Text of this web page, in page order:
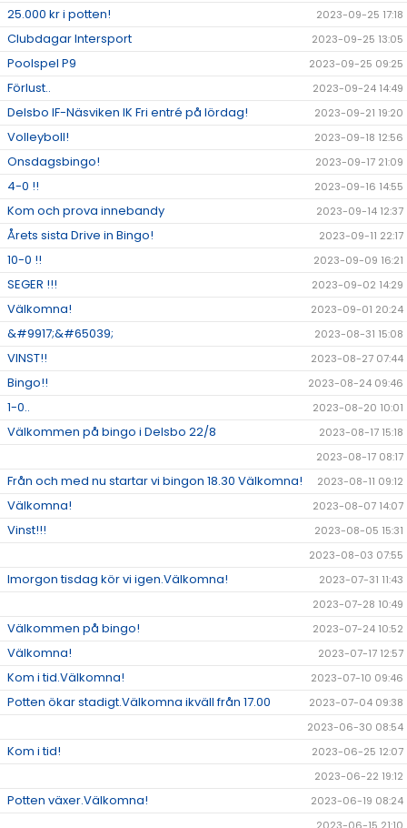
25.000 kr i potten! 2023-09-25 17:18
Clubdagar Intersport 2023-09-25 13:05
Poolspel P9 2023-09-25 09:25
Förlust.. 2023-09-24 14:49
Delsbo IF-Näsviken IK Fri entré på lördag! 2023-09-21 19:20
Volleyboll! 2023-09-18 12:56
Onsdagsbingo! 2023-09-17 21:09
4-0 !! 2023-09-16 14:55
Kom och prova innebandy 2023-09-14 12:37
Årets sista Drive in Bingo! 2023-09-11 22:17
10-0 !! 2023-09-09 16:21
SEGER !!! 2023-09-02 14:29
Välkomna! 2023-09-01 20:24
&#9917;&#65039; 2023-08-31 15:08
VINST!! 2023-08-27 07:44
Bingo!! 2023-08-24 09:46
1-0.. 2023-08-20 10:01
Välkommen på bingo i Delsbo 22/8
2023-08-17 15:18
2023-08-17 08:17
Från och med nu startar vi bingon 18.30 Välkomna! 2023-08-11 09:12
Välkomna! 2023-08-07 14:07
Vinst!!!
2023-08-05 15:31
2023-08-03 07:55
Imorgon tisdag kör vi igen.Välkomna!
2023-07-31 11:43
2023-07-28 10:49
Välkommen på bingo! 2023-07-24 10:52
Välkomna! 2023-07-17 12:57
Kom i tid.Välkomna! 2023-07-10 09:46
Potten ökar stadigt.Välkomna ikväll från 17.00
2023-07-04 09:38
2023-06-30 08:54
Kom i tid!
2023-06-25 12:07
2023-06-22 19:12
Potten växer.Välkomna!
2023-06-19 08:24